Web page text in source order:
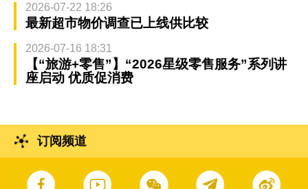
2026-07-22 18:26
最新超市物价调查已上线供比较
2026-07-16 18:31
【“旅游+零售”】“2026星级零售服务”系列讲
座启动 优质促消费
订阅频道